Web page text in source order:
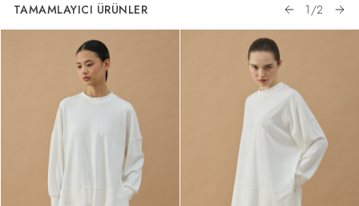
TAMAMLAYICI ÜRÜNLER 1 /2